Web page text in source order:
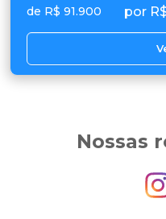
de R$ 91.900 por
Nossas